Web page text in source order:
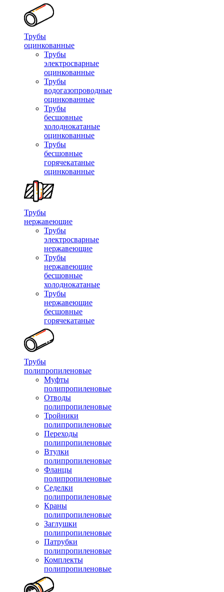
Трубы
оцинкованные
Трубы
электросварные
оцинкованные
Трубы
водогазопроводные
оцинкованные
Трубы
бесшовные
холоднокатаные
оцинкованные
Трубы
бесшовные
горячекатаные
оцинкованные
Трубы
нержавеющие
Трубы
электросварные
нержавеющие
Трубы
нержавеющие
бесшовные
холоднокатаные
Трубы
нержавеющие
бесшовные
горячекатаные
Трубы
полипропиленовые
Муфты
полипропиленовые
Отводы
полипропиленовые
Тройники
полипропиленовые
Переходы
полипропиленовые
Втулки
полипропиленовые
Фланцы
полипропиленовые
Седелки
полипропиленовые
Краны
полипропиленовые
Заглушки
полипропиленовые
Патрубки
полипропиленовые
Комплекты
полипропиленовые